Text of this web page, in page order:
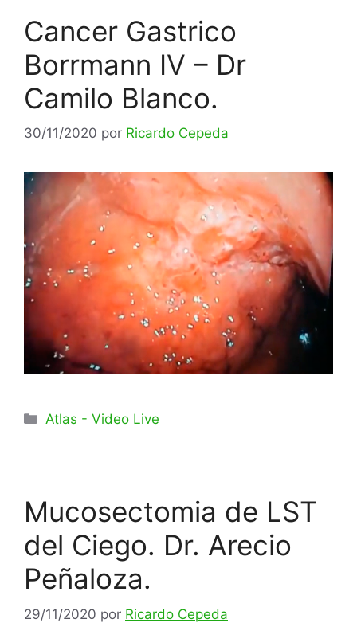
Cancer Gastrico
Borrmann IV – Dr
Camilo Blanco.
30/11/2020 por Ricardo Cepeda
Categorías
Atlas - Video Live
Mucosectomia de LST
del Ciego. Dr. Arecio
Peñaloza.
29/11/2020 por Ricardo Cepeda